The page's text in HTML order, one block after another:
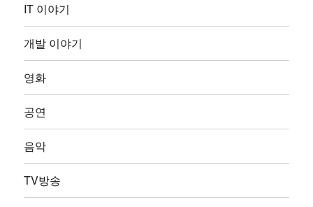
IT 이야기
개발 이야기
영화
공연
음악
TV방송